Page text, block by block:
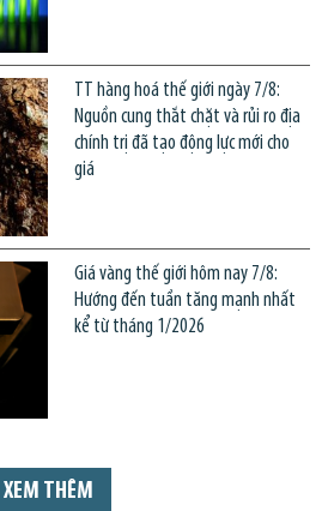
TT hàng hoá thế giới ngày 7/8:
Nguồn cung thắt chặt và rủi ro địa
chính trị đã tạo động lực mới cho
giá
Giá vàng thế giới hôm nay 7/8:
Hướng đến tuần tăng mạnh nhất
kể từ tháng 1/2026
XEM THÊM